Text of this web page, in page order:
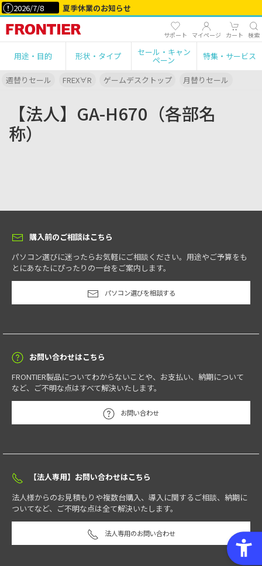
2026/7/8 夏季休業のお知らせ
サポート マイページ カート 検索
用途・目的 形状・タイプ セール・キャン
ペーン 特集・サービス
週替りセール FREX∀R ゲームデスクトップ 月替りセール
【法人】GA-H670（各部名
称）
購入前のご相談はこちら
パソコン選びに迷ったらお気軽にご相談ください。用途やご予算をも
とにあなたにぴったりの一台をご案内します。
パソコン選びを相談する
お問い合わせはこちら
FRONTIER製品についてわからないことや、お支払い、納期について
など、ご不明な点はすべて解決いたします。
お問い合わせ
【法人専用】お問い合わせはこちら
法人様からのお見積もりや複数台購入、導入に関するご相談、納期に
ついてなど、ご不明な点は全て解決いたします。
法人専用のお問い合わせ